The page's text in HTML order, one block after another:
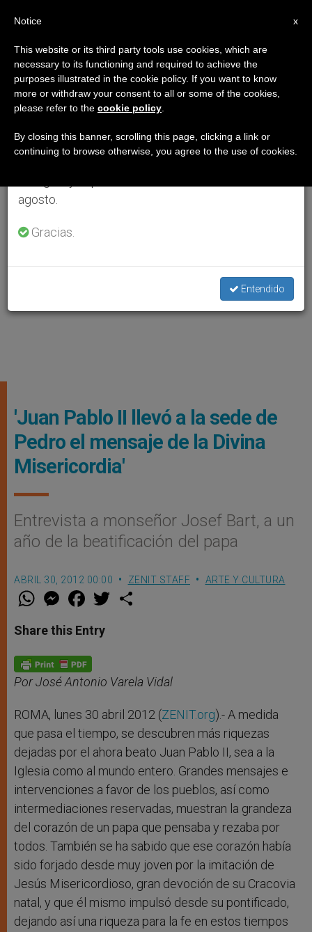
'Juan Pablo II llevó a la sede de
Pedro el mensaje de la Divina
Misericordia'
Entrevista a monseñor Josef Bart, a un
año de la beatificación del papa
ABRIL 30, 2012 00:00 ZENIT STAFF ARTE Y CULTURA
W
t
s
p
p
M
e
s
e
g
e
r
F
a
e
b
o
k
w
Share this Entry
Por José Antonio Varela Vidal
ROMA, lunes 30 abril 2012 (ZENIT.org).- A medida
que pasa el tiempo, se descubren más riquezas
dejadas por el ahora beato Juan Pablo II, sea a la
Iglesia como al mundo entero. Grandes mensajes e
intervenciones a favor de los pueblos, así como
intermediaciones reservadas, muestran la grandeza
del corazón de un papa que pensaba y rezaba por
todos. También se ha sabido que ese corazón había
sido forjado desde muy joven por la imitación de
Jesús Misericordioso, gran devoción de su Cracovia
natal, y que él mismo impulsó desde su pontificado,
dejando así una riqueza para la fe en estos tiempos
×
Aviso importante
Del 27 de julio al 7 de agosto haremos la pausa
anual, aprovechando que en el periodo de verano
se generan menos informaciones y también el
agosto.
Gracias.
Entendido
x
Notice
This website or its third party tools use cookies, which are
necessary to its functioning and required to achieve the
purposes illustrated in the cookie policy. If you want to know
more or withdraw your consent to all or some of the cookies,
please refer to the cookie policy
By closing this banner, scrolling this page, clicking a link or
continuing to browse otherwise, you agree to the use of cookies.